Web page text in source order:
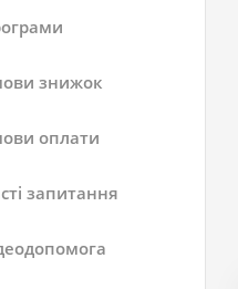
знижок
оплати
запитання